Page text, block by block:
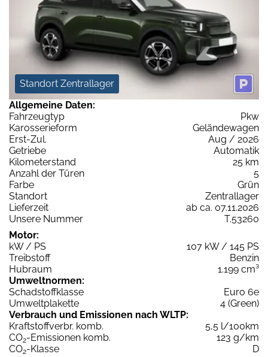
Standort Zentrallager
Allgemeine Daten:
Fahrzeugtyp
Pkw
Karosserieform
Geländewagen
Erst-Zul.
Aug / 2026
Getriebe
Automatik
Kilometerstand
25 km
Anzahl der Türen
5
Farbe
Grün
Standort
Zentrallager
Lieferzeit
ab ca. 07.11.2026
Unsere Nummer
T.53260
Motor:
kW / PS
107 kW / 145 PS
Treibstoff
Benzin
Hubraum
1.199 cm³
Umweltnormen:
Schadstoffklasse
Euro 6e
Umweltplakette
4 (Green)
Verbrauch und Emissionen nach WLTP:
Kraftstoffverbr. komb.
5,5 l/100km
CO2-Emissionen komb.
123 g/km
CO2-Klasse
D